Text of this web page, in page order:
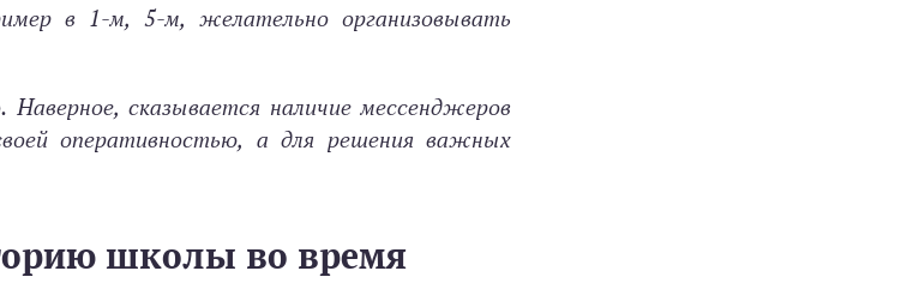
в 1-м, 5-м, желательно организовывать
сказывается наличие мессенджеров
оперативностью, а для решения важных
школы во время